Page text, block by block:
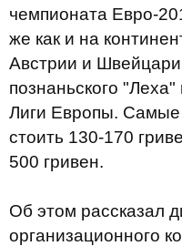
чемпионата Евро-
же как и на
Австрии и
познаньского
Лиги Европы.
стоить 130-170
500 гривен.
Об этом рассказал
организационного